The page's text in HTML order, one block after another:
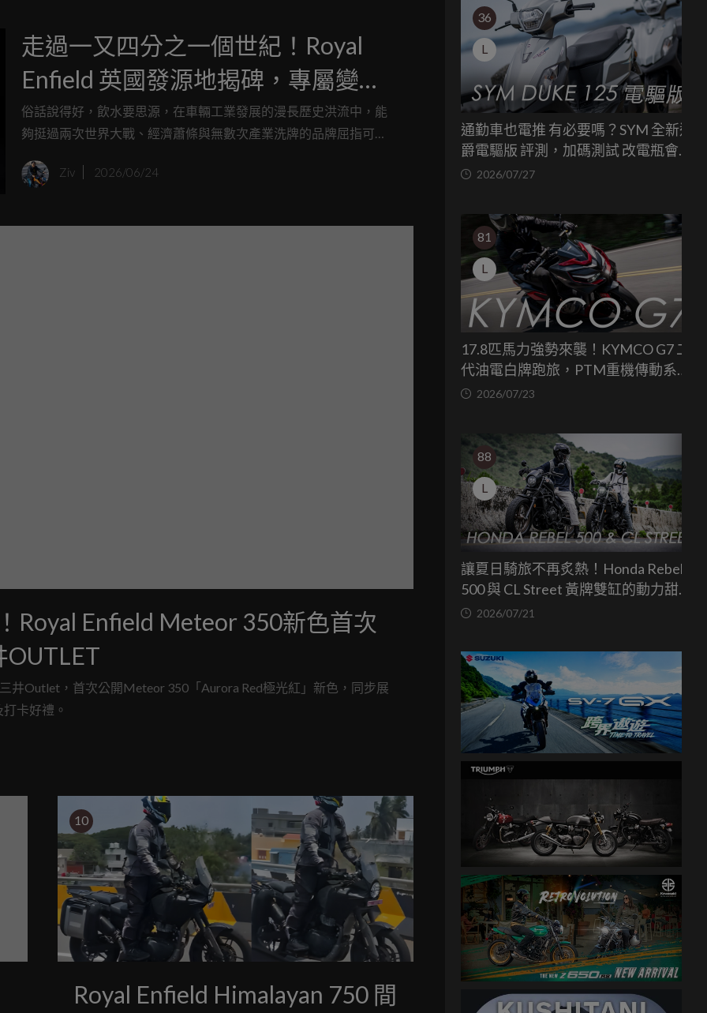
走過一又四分之一個世紀！Royal
Enfield 英國發源地揭碑，專屬變色
塗裝 Classic 650 125週年紀念版八
月歐洲開賣
俗話說得好，飲水要思源，在車輛工業發展的漫長歷史洪流中，能
夠挺過兩次世界大戰、經濟蕭條與無數次產業洗牌的品牌屈指可
Enfield 在今年迎來了極具里程碑意義的 125 週年。
Ziv 2026/06/24
Royal Enfield Meteor 350新色首次
井Outlet，首次公開Meteor 350「Aurora Red極光紅」新色，同步展
卡好禮。
10
Royal Enfield Himalayan 750 間
36
L
通勤車也電推 有必要嗎？SYM 全新迪
爵電驅版 評測，加碼測試 改電瓶會更
省油嗎？
2026/07/27
81
L
17.8匹馬力強勢來襲！KYMCO G7 二
代油電白牌跑旅，PTM重機傳動系統
與8公斤減重的操控饗宴
2026/07/23
88
L
讓夏日騎旅不再炙熱！Honda Rebel
500 與 CL Street 黃牌雙缸的動力甜蜜
點 2026/07/21